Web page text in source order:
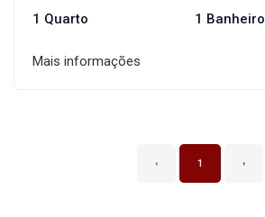
1 Quarto 1 Banheiro
Mais informações
‹ 1 ›